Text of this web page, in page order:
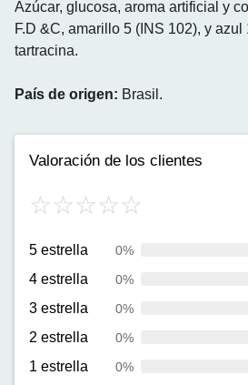
Azúcar, glucosa, aroma artificial y
F.D &C, amarillo 5 (INS 102), y
tartracina.
País de origen: Brasil.
Valoración de los clientes
5 estrella 0%
4 estrella 0%
3 estrella 0%
2 estrella 0%
1 estrella 0%